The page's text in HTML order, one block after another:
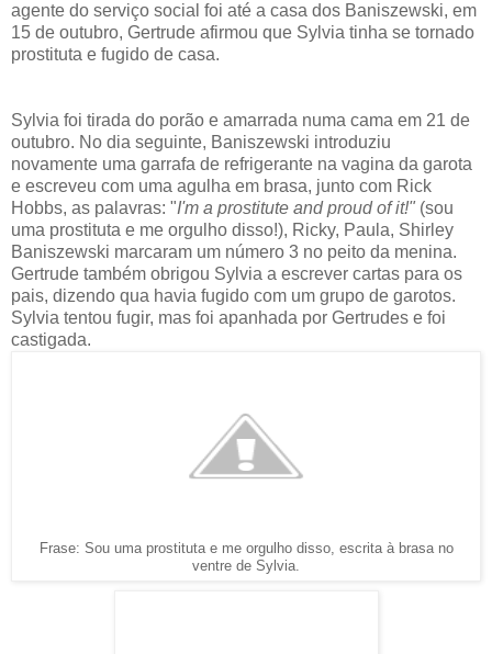
agente do serviço social foi até a casa dos Baniszewski, em
15 de outubro, Gertrude afirmou que Sylvia tinha se tornado
prostituta e fugido de casa.
Sylvia foi tirada do porão e amarrada numa cama em 21 de
outubro. No dia seguinte, Baniszewski introduziu
novamente uma garrafa de refrigerante na vagina da garota
e escreveu com uma agulha em brasa, junto com Rick
Hobbs, as palavras: "I'm a prostitute and proud of it!" (sou
uma prostituta e me orgulho disso!), Ricky, Paula, Shirley
Baniszewski marcaram um número 3 no peito da menina.
Gertrude também obrigou Sylvia a escrever cartas para os
pais, dizendo qua havia fugido com um grupo de garotos.
Sylvia tentou fugir, mas foi apanhada por Gertrudes e foi
castigada.
Frase: Sou uma prostituta e me orgulho disso, escrita à brasa no
ventre de Sylvia.